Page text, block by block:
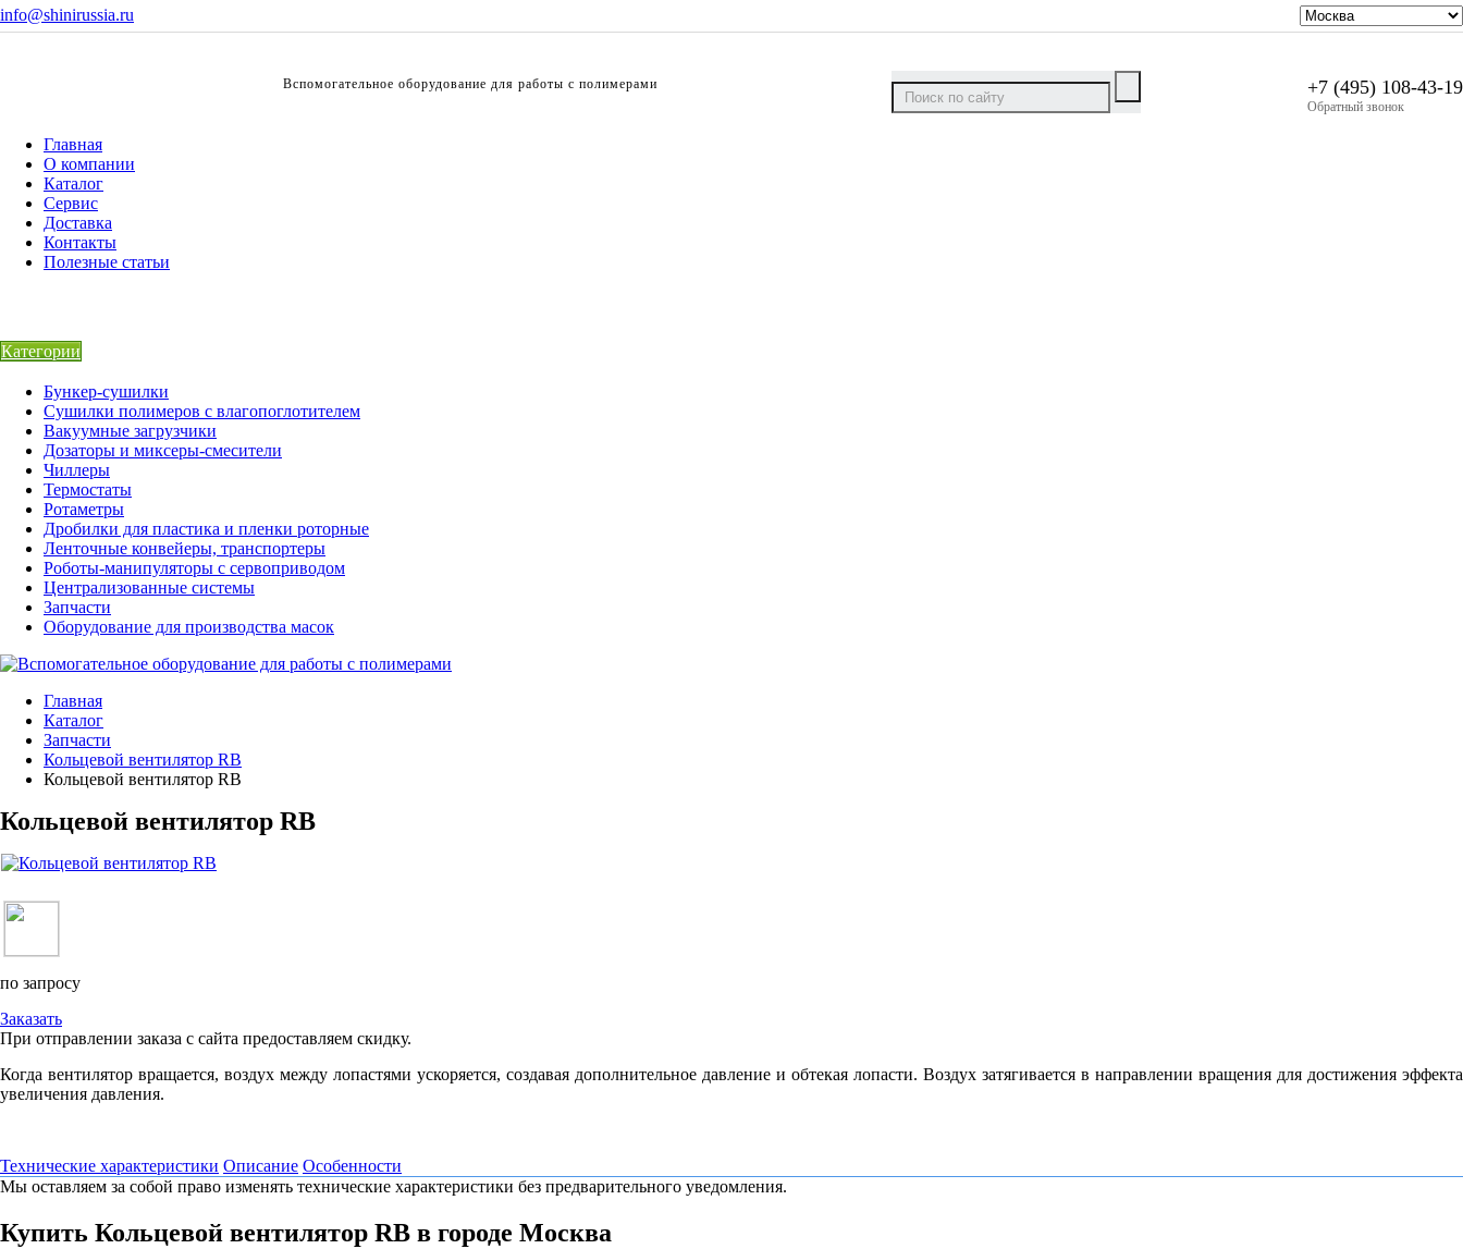
info@shinirussia.ru
Вспомогательное оборудование для работы с полимерами +7 (495) 108-43-19
Обратный звонок
Главная
О компании
Каталог
Сервис
Доставка
Контакты
Полезные статьи
Категории
Бункер-сушилки
Сушилки полимеров с влагопоглотителем
Вакуумные загрузчики
Дозаторы и миксеры-смесители
Чиллеры
Термостаты
Ротаметры
Дробилки для пластика и пленки роторные
Ленточные конвейеры, транспортеры
Роботы-манипуляторы с сервоприводом
Централизованные системы
Запчасти
Оборудование для производства масок
Главная
Каталог
Запчасти
Кольцевой вентилятор RB
Кольцевой вентилятор RB
Кольцевой вентилятор RB
по запросу
Заказать
При отправлении заказа с сайта предоставляем скидку.
Когда вентилятор вращается, воздух между лопастями ускоряется, создавая дополнительное давление и обтекая лопасти. Воздух затягивается в направлении вращения для достижения эффекта
увеличения давления.
Технические характеристики Описание Особенности
Мы оставляем за собой право изменять технические характеристики без предварительного уведомления.
Купить Кольцевой вентилятор RB в городе Москва